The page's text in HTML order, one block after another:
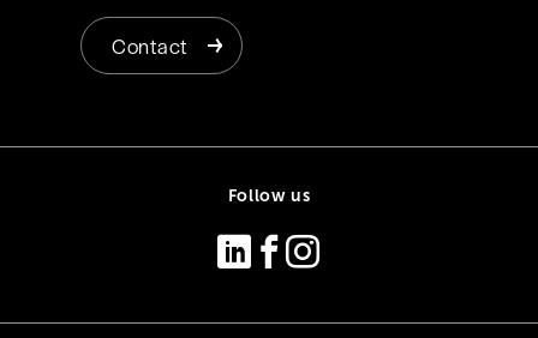
Contact
Follow us